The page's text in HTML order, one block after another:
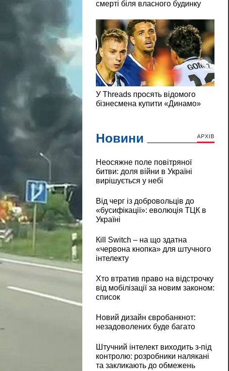
Новини АРХІВ
Неосяжне поле повітряної
битви: доля війни в Україні
вирішується у небі
Від черг із добровольців до
«бусифікації»: еволюція ТЦК в
Україні
Кill Switch – на що здатна
«червона кнопка» для штучного
інтелекту
Хто втратив право на відстрочку
від мобілізації за новим законом:
список
Новий дизайн євробанкнот:
незадоволених буде багато
Штучний інтелект виходить з-під
контролю: розробники налякані
та закликають до обмежень